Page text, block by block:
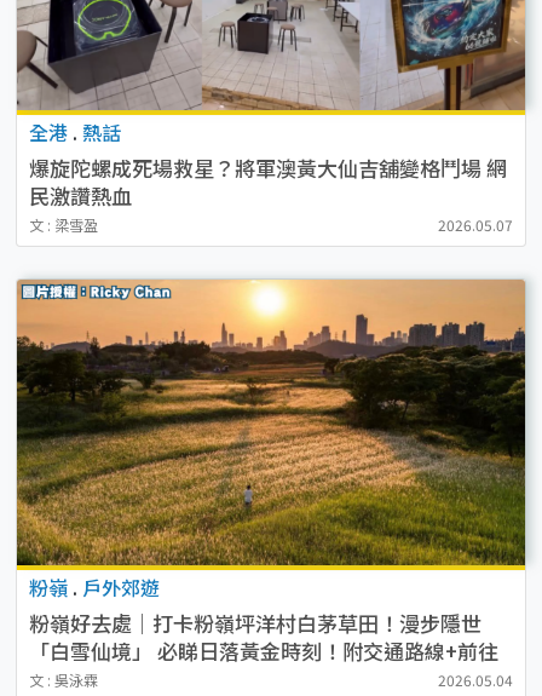
全港 . 熱話
爆旋陀螺成死場救星？將軍澳黃大仙吉舖變格鬥場 網
民激讚熱血
文 : 梁雪盈 2026.05.07
粉嶺 . 戶外郊遊
粉嶺好去處｜打卡粉嶺坪洋村白茅草田！漫步隱世
「白雪仙境」 必睇日落黃金時刻！附交通路線+前往
方法
文 : 吳泳霖 2026.05.04